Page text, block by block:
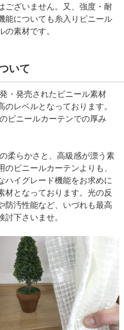
ございません。又、強度・耐
能についても糸入りビニール
素材です。
いて
・発売されたビニール素材
のレベルとなっております。
ビニールカーテンでの厚み
柔らかさと、高級感が漂う素
ビニールカーテンよりも、
ハイグレード機能をお求めに
材となっております。光の反
防汚性能など、いづれも最高
下さいませ。